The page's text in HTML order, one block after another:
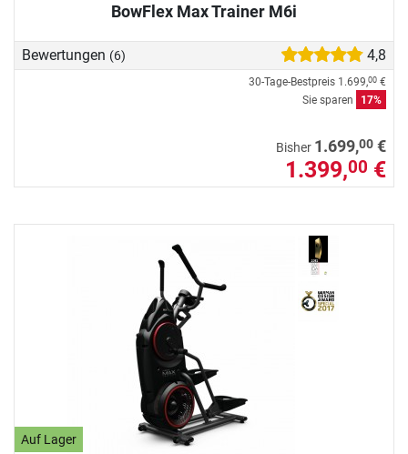
BowFlex Max Trainer M6i
Bewertungen (6) 4,8
30-Tage-Bestpreis 1.699,00 €
Sie sparen
17%
Bisher 1.699,00 €
1.399,00 €
Auf Lager